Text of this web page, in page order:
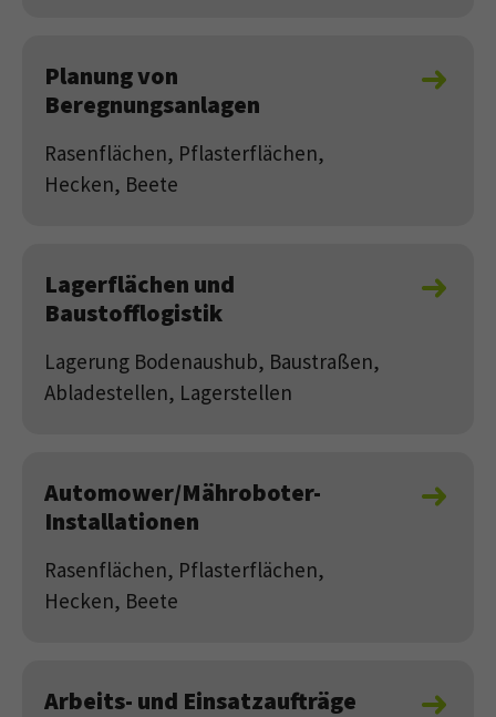
Planung von
Beregnungsanlagen
Rasenflächen, Pflasterflächen,
Hecken, Beete
Lagerflächen und
Baustofflogistik
Lagerung Bodenaushub, Baustraßen,
Abladestellen, Lagerstellen
Automower/Mähroboter-
Installationen
Rasenflächen, Pflasterflächen,
Hecken, Beete
Arbeits- und Einsatzaufträge